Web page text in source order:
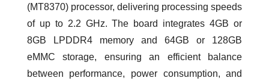
(MT8370) processor, delivering processing speeds
of up to 2.2 GHz. The board integrates 4GB or
8GB LPDDR4 memory and 64GB or 128GB
eMMC storage, ensuring an efficient balance
between performance, power consumption, and